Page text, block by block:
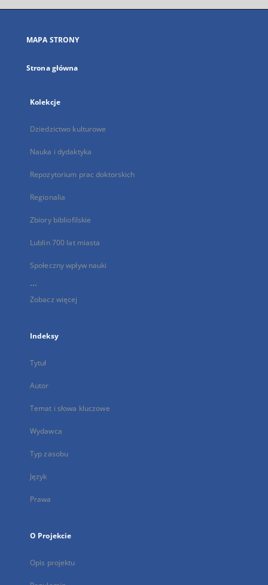
się
karcie
MAPA STRONY
Strona główna
Kolekcje
Dziedzictwo kulturowe
Nauka i dydaktyka
Repozytorium prac doktorskich
Regionalia
Zbiory bibliofilskie
Lublin 700 lat miasta
Społeczny wpływ nauki
...
Zobacz więcej
Indeksy
Tytuł
Autor
Temat i słowa kluczowe
Wydawca
Typ zasobu
Język
Prawa
O Projekcie
Opis projektu